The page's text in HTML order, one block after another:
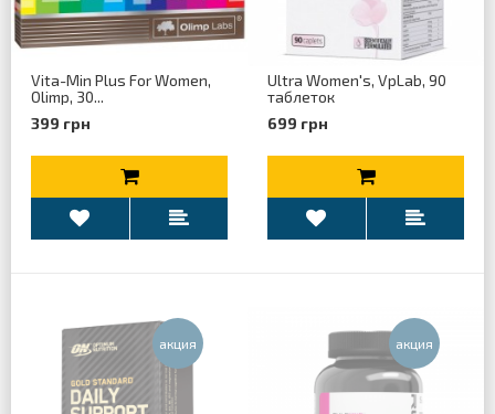
Vita-Min Plus For Women,
Olimp, 30...
399 грн
Ultra Women's, VpLab, 90
таблеток
699 грн
aкция aкция